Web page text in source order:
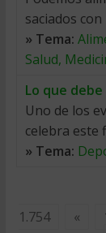
saciados
» Tema:
Salud,
Lo que
Uno de los
celebra este
» Tema:
1.754
«